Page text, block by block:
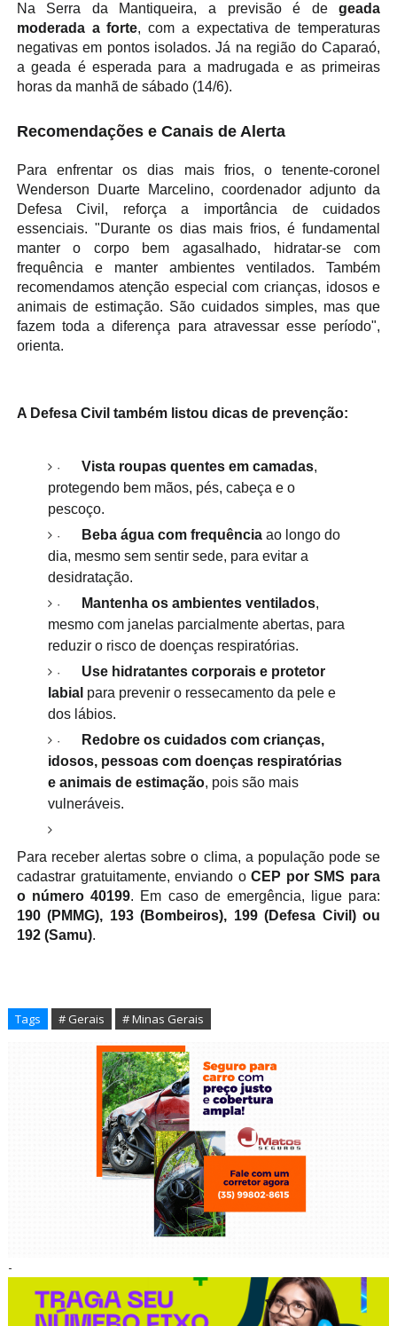
Na Serra da Mantiqueira, a previsão é degeada
moderada a forte, com a expectativa de temperaturas
negativas em pontos isolados. Já na região do Caparaó,
a geada é esperada para a madrugada e as primeiras
horas da manhã de sábado (14/6).
Recomendações e Canais de Alerta
Para enfrentar os dias mais frios, o tenente-coronel
Wenderson Duarte Marcelino, coordenador adjunto da
Defesa Civil, reforça a importância de cuidados
essenciais. "Durante os dias mais frios, é fundamental
manter o corpo bem agasalhado, hidratar-se com
frequência e manter ambientes ventilados. Também
recomendamos atenção especial com crianças, idosos e
animais de estimação. São cuidados simples, mas que
fazem toda a diferença para atravessar esse período",
orienta.
A Defesa Civil também listou dicas de prevenção:
· Vista roupas quentes em camadas,
protegendo bem mãos, pés, cabeça e o
pescoço.
· Beba água com frequênciaao longo do
dia, mesmo sem sentir sede, para evitar a
desidratação.
· Mantenha os ambientes ventilados,
mesmo com janelas parcialmente abertas, para
reduzir o risco de doenças respiratórias.
·
Use hidratantes corporais e protetor
labial para prevenir o ressecamento da pele e
dos lábios.
·
Redobre os cuidados com crianças,
idosos, pessoas com doenças respiratórias
e animais de estimação, pois são mais
vulneráveis.
Para receber alertas sobre o clima, a população pode se
cadastrar gratuitamente, enviando oCEP por SMS para
o número 40199. Em caso de emergência, ligue para:
190 (PMMG), 193 (Bombeiros), 199 (Defesa Civil) ou
192 (Samu).
Tags # Gerais # Minas Gerais
-